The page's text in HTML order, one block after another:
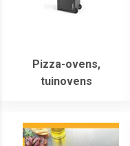
Pizza-ovens,
tuinovens